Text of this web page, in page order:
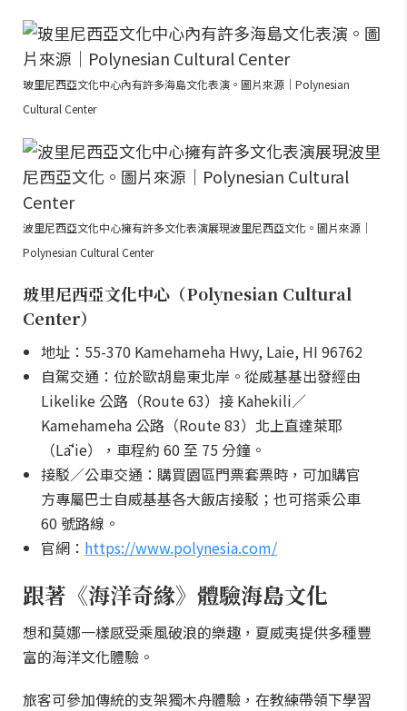
玻里尼西亞文化中心內有許多海島文化表演。圖片來源｜Polynesian
Cultural Center
波里尼西亞文化中心擁有許多文化表演展現波里尼西亞文化。圖片來源｜
Polynesian Cultural Center
玻里尼西亞文化中心（Polynesian Cultural
Center）
地址：55-370 Kamehameha Hwy, Laie, HI 96762
自駕交通：位於歐胡島東北岸。從威基基出發經由
Likelike 公路（Route 63）接 Kahekili／
Kamehameha 公路（Route 83）北上直達萊耶
（Lāʻie），車程約 60 至 75 分鐘。
接駁／公車交通：購買園區門票套票時，可加購官
方專屬巴士自威基基各大飯店接駁；也可搭乘公車
60 號路線。
官網： https://www.polynesia.com/
跟著《海洋奇緣》體驗海島文化
想和莫娜一樣感受乘風破浪的樂趣，夏威夷提供多種豐
富的海洋文化體驗。
旅客可參加傳統的支架獨木舟體驗，在教練帶領下學習